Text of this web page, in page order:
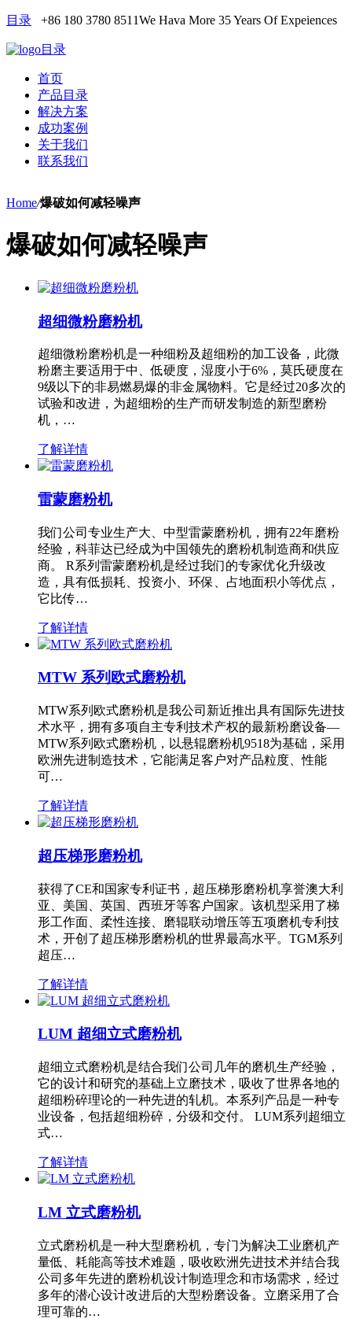
目录 +86 180 3780 8511We Hava More 35 Years Of Expeiences
目录
首页
产品目录
解决方案
成功案例
关于我们
联系我们
Home/爆破如何减轻噪声
爆破如何减轻噪声
超细微粉磨粉机
超细微粉磨粉机是一种细粉及超细粉的加工设备，此微
粉磨主要适用于中、低硬度，湿度小于6%，莫氏硬度在
9级以下的非易燃易爆的非金属物料。它是经过20多次的
试验和改进，为超细粉的生产而研发制造的新型磨粉
机，…
了解详情
雷蒙磨粉机
我们公司专业生产大、中型雷蒙磨粉机，拥有22年磨粉
经验，科菲达已经成为中国领先的磨粉机制造商和供应
商。 R系列雷蒙磨粉机是经过我们的专家优化升级改
造，具有低损耗、投资小、环保、占地面积小等优点，
它比传…
了解详情
MTW 系列欧式磨粉机
MTW系列欧式磨粉机是我公司新近推出具有国际先进技
术水平，拥有多项自主专利技术产权的最新粉磨设备—
MTW系列欧式磨粉机，以悬辊磨粉机9518为基础，采用
欧洲先进制造技术，它能满足客户对产品粒度、性能
可…
了解详情
超压梯形磨粉机
获得了CE和国家专利证书，超压梯形磨粉机享誉澳大利
亚、美国、英国、西班牙等客户国家。该机型采用了梯
形工作面、柔性连接、磨辊联动增压等五项磨机专利技
术，开创了超压梯形磨粉机的世界最高水平。TGM系列
超压…
了解详情
LUM 超细立式磨粉机
超细立式磨粉机是结合我们公司几年的磨机生产经验，
它的设计和研究的基础上立磨技术，吸收了世界各地的
超细粉碎理论的一种先进的轧机。本系列产品是一种专
业设备，包括超细粉碎，分级和交付。 LUM系列超细立
式…
了解详情
LM 立式磨粉机
立式磨粉机是一种大型磨粉机，专门为解决工业磨机产
量低、耗能高等技术难题，吸收欧洲先进技术并结合我
公司多年先进的磨粉机设计制造理念和市场需求，经过
多年的潜心设计改进后的大型粉磨设备。立磨采用了合
理可靠的…